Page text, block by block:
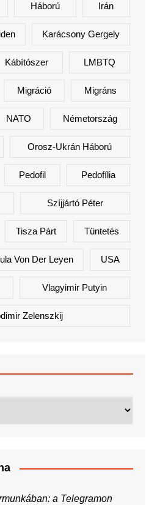
Háború Irán
Karácsony Gergely
Kábítószer LMBTQ
Migráció Migráns
NATO Németország
Orosz-Ukrán Háború
Pedofil Pedofília
Szíjjártó Péter
Tisza Párt Tüntetés
Von Der Leyen USA
Vlagyimir Putyin
Zelenszkij
a Telegramon